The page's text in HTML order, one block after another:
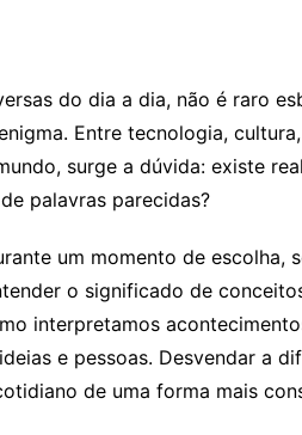
do dia a dia, não é raro
Entre tecnologia,
surge a dúvida: existe
palavras parecidas?
um momento de escolha,
o significado de
interpretamos
e pessoas. Desvendar a
de uma forma mais